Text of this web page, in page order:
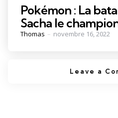
Pokémon : La
Sacha le
Posted
Thomas novembre 16, 2022
Leave a